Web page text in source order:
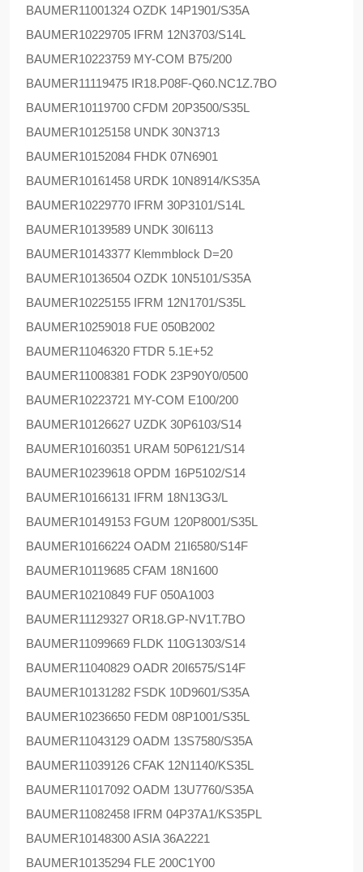
BAUMER11001324 OZDK 14P1901/S35A
BAUMER10229705 IFRM 12N3703/S14L
BAUMER10223759 MY-COM B75/200
BAUMER11119475 IR18.P08F-Q60.NC1Z.7BO
BAUMER10119700 CFDM 20P3500/S35L
BAUMER10125158 UNDK 30N3713
BAUMER10152084 FHDK 07N6901
BAUMER10161458 URDK 10N8914/KS35A
BAUMER10229770 IFRM 30P3101/S14L
BAUMER10139589 UNDK 30I6113
BAUMER10143377 Klemmblock D=20
BAUMER10136504 OZDK 10N5101/S35A
BAUMER10225155 IFRM 12N1701/S35L
BAUMER10259018 FUE 050B2002
BAUMER11046320 FTDR 5.1E+52
BAUMER11008381 FODK 23P90Y0/0500
BAUMER10223721 MY-COM E100/200
BAUMER10126627 UZDK 30P6103/S14
BAUMER10160351 URAM 50P6121/S14
BAUMER10239618 OPDM 16P5102/S14
BAUMER10166131 IFRM 18N13G3/L
BAUMER10149153 FGUM 120P8001/S35L
BAUMER10166224 OADM 21I6580/S14F
BAUMER10119685 CFAM 18N1600
BAUMER10210849 FUF 050A1003
BAUMER11129327 OR18.GP-NV1T.7BO
BAUMER11099669 FLDK 110G1303/S14
BAUMER11040829 OADR 20I6575/S14F
BAUMER10131282 FSDK 10D9601/S35A
BAUMER10236650 FEDM 08P1001/S35L
BAUMER11043129 OADM 13S7580/S35A
BAUMER11039126 CFAK 12N1140/KS35L
BAUMER11017092 OADM 13U7760/S35A
BAUMER11082458 IFRM 04P37A1/KS35PL
BAUMER10148300 ASIA 36A2221
BAUMER10135294 FLE 200C1Y00